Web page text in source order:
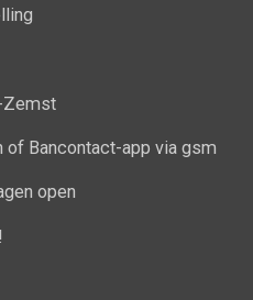
Zemst
Bancontact-app via gsm
open